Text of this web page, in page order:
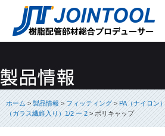
ホーム>製品情報>フィッティング>PA（ナイロン
（ガラス繊維入り）1/2 ー 2>ポリキャップ